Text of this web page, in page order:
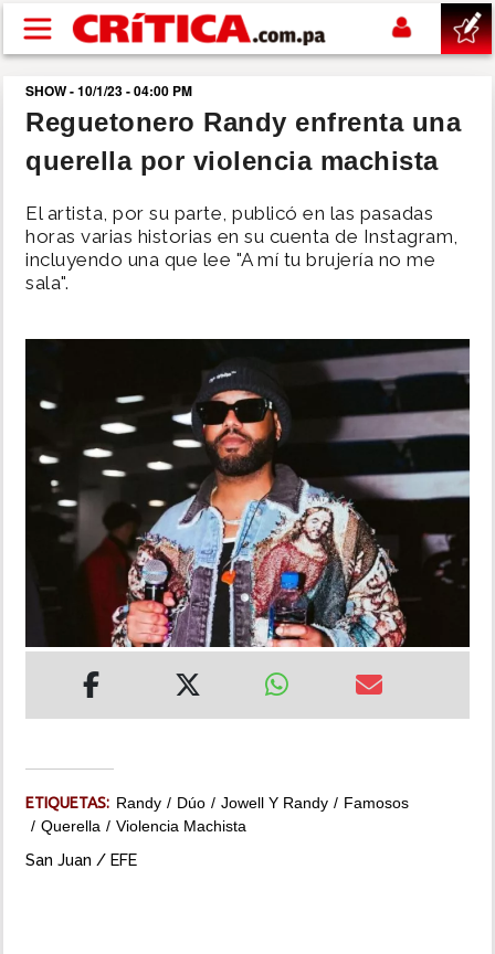
Pasar al contenido principal
buscar
SUCESOS
NACIONAL
POLÍTICA
DEPORTES
INSÓLITAS
SHOW - 10/1/23 - 04:00 PM
Reguetonero Randy enfrenta una
querella por violencia machista
El artista, por su parte, publicó en las pasadas
horas varias historias en su cuenta de Instagram,
incluyendo una que lee "A mí tu brujería no me
sala".
ETIQUETAS: Randy Dúo Jowell Y Randy
Famosos
Querella
Violencia Machista
San Juan / EFE